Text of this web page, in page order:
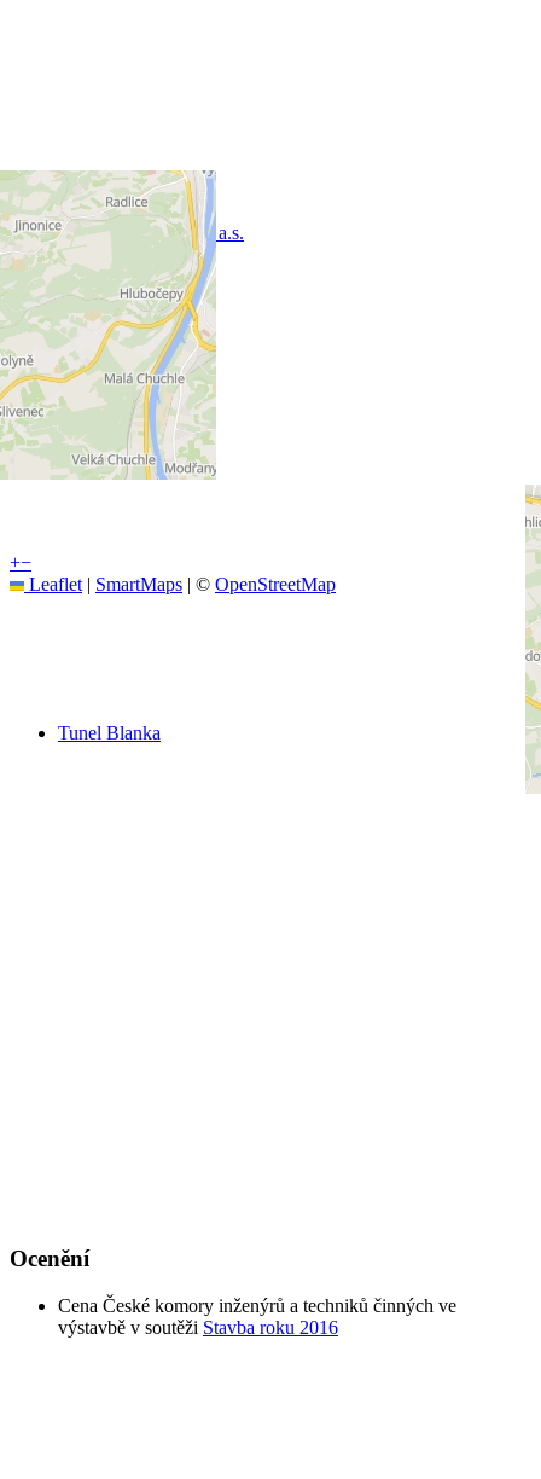
+−
Leaflet | SmartMaps | © OpenStreetMap
ČKD PRAHA DIZ, a.s.
Tunel Blanka
Ocenění
Cena České komory inženýrů a techniků činných ve
výstavbě v soutěži Stavba roku 2016